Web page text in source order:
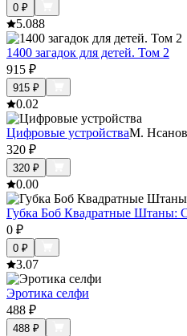
0 ₽
5.088
1400 загадок для детей. Том 2
915 ₽
915 ₽
0.02
Цифровые устройстваМ. Нсанов
320 ₽
320 ₽
0.00
Губка Боб Квадратные Штаны:
0 ₽
0 ₽
3.07
Эротика селфи
488 ₽
488 ₽